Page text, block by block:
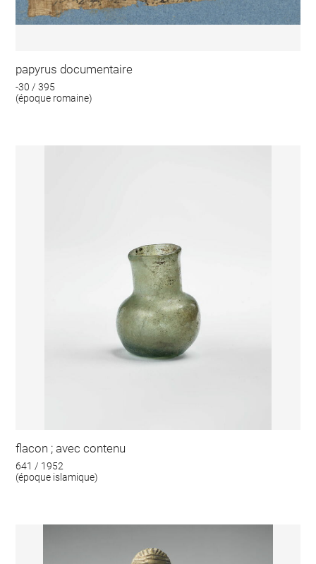
papyrus documentaire
-30 / 395
(époque romaine)
flacon ; avec contenu
641 / 1952
(époque islamique)